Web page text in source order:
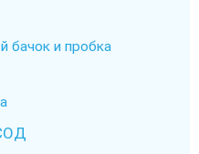
бачок и пробка